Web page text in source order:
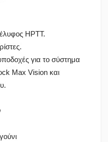
HPTT.
για το σύστημα
Max Vision και